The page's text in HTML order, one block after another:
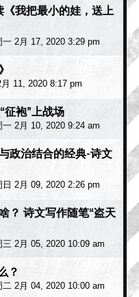
我把最小的娃，送上
一 2月 17, 2020 3:29 pm
11, 2020 8:17 pm
征袍”上战场
一 2月 10, 2020 9:24 am
政治结合的经典-诗文
日 2月 09, 2020 2:26 pm
？ 诗文写作随笔“盗天
三 2月 05, 2020 10:09 am
？
二 2月 04, 2020 10:00 am